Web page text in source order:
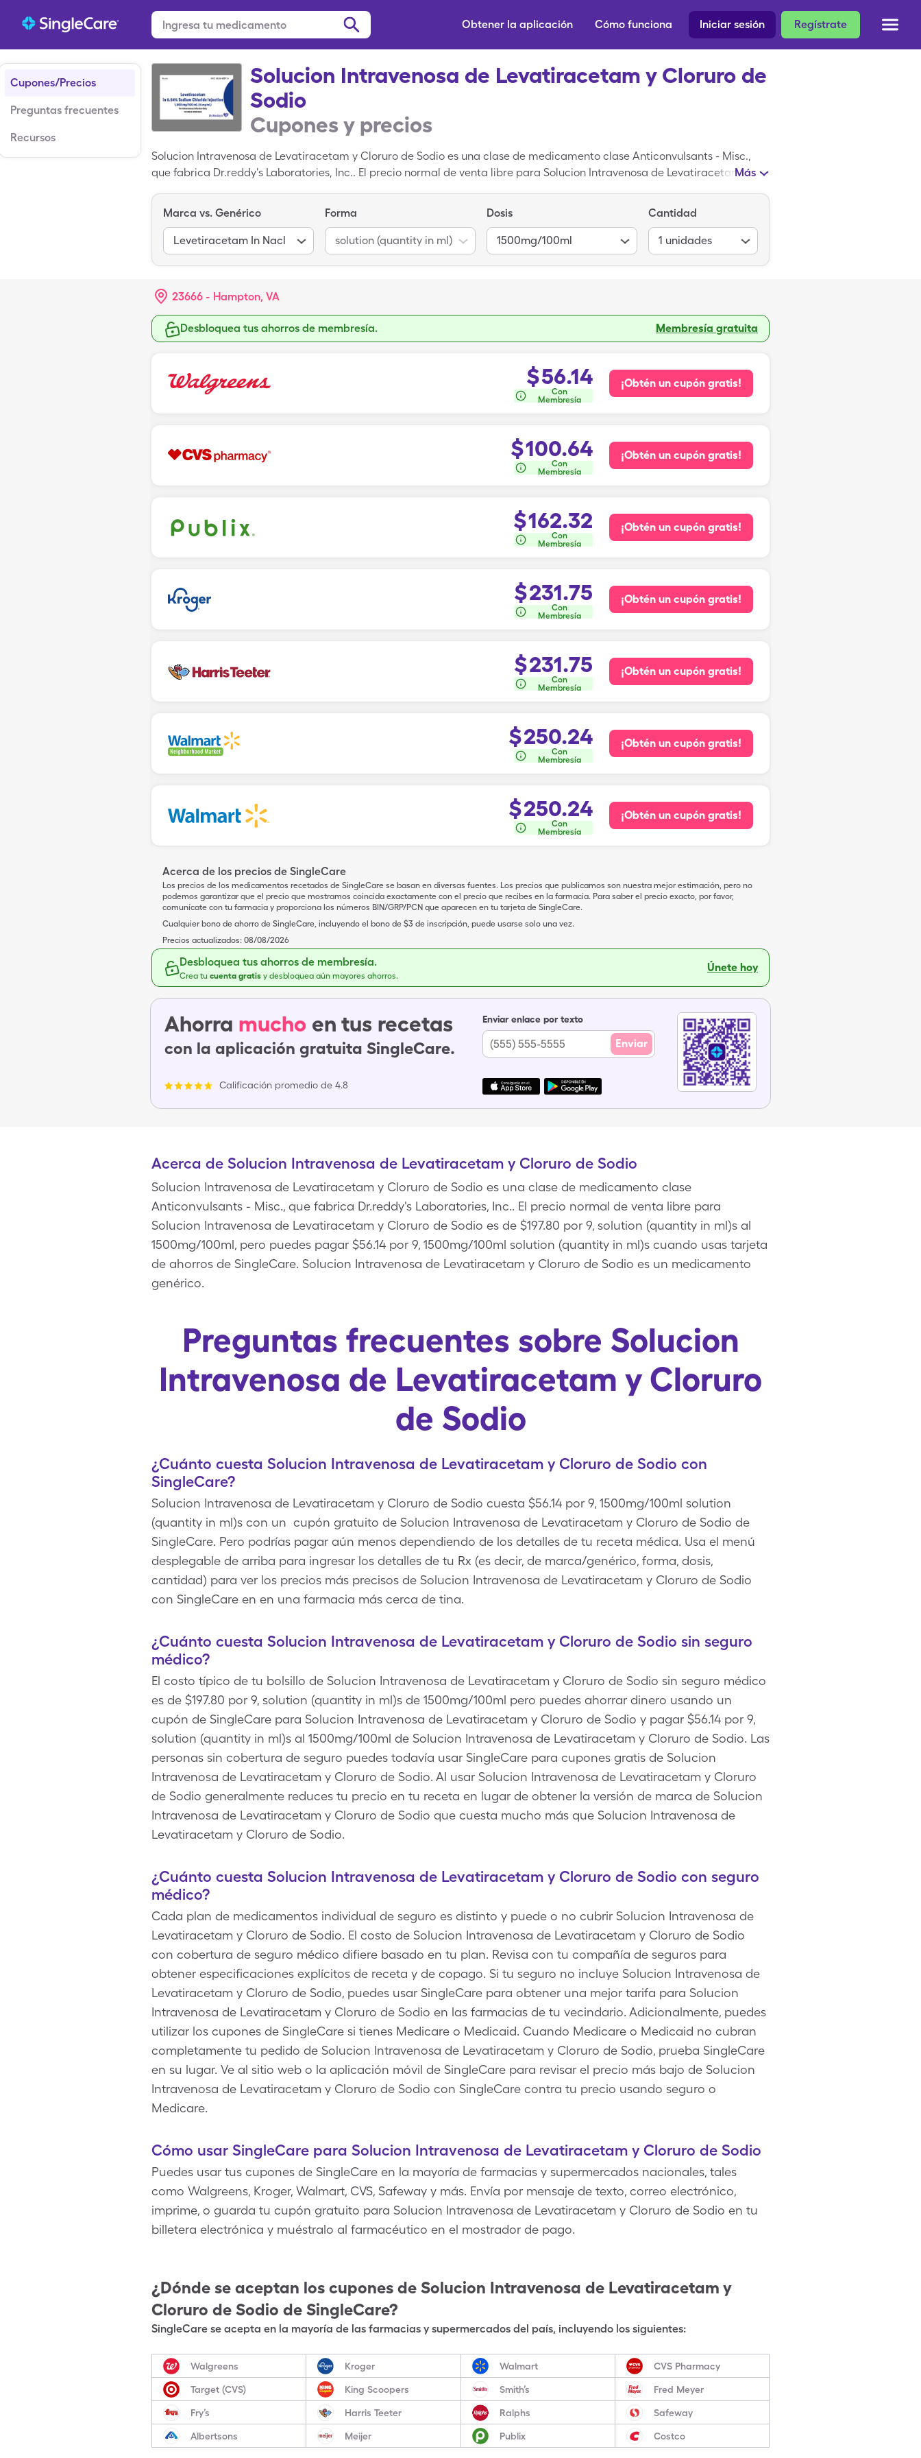
Regístrate
Iniciar sesión
Cómo funciona
Obtener la aplicación
Cupones/Precios
Preguntas frecuentes
Recursos
Solucion Intravenosa de Levatiracetam y Cloruro de
Sodio
Cupones y precios
Solucion Intravenosa de Levatiracetam y Cloruro de Sodio es una clase de medicamento clase Anticonvulsants - Misc.,
que fabrica Dr.reddy's Laboratories, Inc.. El precio normal de venta libre para Solucion Intravenosa de Levatiracetam y
1500mg/100ml solution (quantity in ml)s cuando usas tarjeta de ahorros de SingleCare. Solucion Intravenosa de
Más
Marca vs. Genérico
Levetiracetam In Nacl
Forma
solution (quantity in ml)
Dosis
1500mg/100ml
Cantidad
1 unidades
23666 - Hampton, VA
Desbloquea tus ahorros de membresía. Membresía gratuita
$56.14
Con
Membresía
¡Obtén un cupón gratis!
$100.64
Con
Membresía
¡Obtén un cupón gratis!
$162.32
Con
Membresía
¡Obtén un cupón gratis!
$231.75
Con
Membresía
¡Obtén un cupón gratis!
$231.75
Con
Membresía
¡Obtén un cupón gratis!
$250.24
Con
Membresía
¡Obtén un cupón gratis!
$250.24
Con
Membresía
¡Obtén un cupón gratis!
Acerca de los precios de SingleCare
Los precios de los medicamentos recetados de SingleCare se basan en diversas fuentes. Los precios que publicamos son nuestra mejor estimación, pero no
podemos garantizar que el precio que mostramos coincida exactamente con el precio que recibes en la farmacia. Para saber el precio exacto, por favor,
comunícate con tu farmacia y proporciona los números BIN/GRP/PCN que aparecen en tu tarjeta de SingleCare.
Cualquier bono de ahorro de SingleCare, incluyendo el bono de $3 de inscripción, puede usarse solo una vez.
Precios actualizados: 08/08/2026
Desbloquea tus ahorros de membresía.
Crea tu cuenta gratis y desbloquea aún mayores ahorros.
Únete hoy
Ahorra mucho en tus recetas
con la aplicación gratuita SingleCare.
Calificación promedio de 4.8
Enviar enlace por texto
Enviar
Acerca de Solucion Intravenosa de Levatiracetam y Cloruro de Sodio
Solucion Intravenosa de Levatiracetam y Cloruro de Sodio es una clase de medicamento clase
Anticonvulsants - Misc., que fabrica Dr.reddy's Laboratories, Inc.. El precio normal de venta libre para
Solucion Intravenosa de Levatiracetam y Cloruro de Sodio es de $197.80 por 9, solution (quantity in ml)s al
1500mg/100ml, pero puedes pagar $56.14 por 9, 1500mg/100ml solution (quantity in ml)s cuando usas tarjeta
de ahorros de SingleCare. Solucion Intravenosa de Levatiracetam y Cloruro de Sodio es un medicamento
genérico.
Preguntas frecuentes sobre Solucion
Intravenosa de Levatiracetam y Cloruro
de Sodio
¿Cuánto cuesta Solucion Intravenosa de Levatiracetam y Cloruro de Sodio con
SingleCare?
Solucion Intravenosa de Levatiracetam y Cloruro de Sodio cuesta $56.14 por 9, 1500mg/100ml solution
(quantity in ml)s con un cupón gratuito de Solucion Intravenosa de Levatiracetam y Cloruro de Sodio de
SingleCare. Pero podrías pagar aún menos dependiendo de los detalles de tu receta médica. Usa el menú
desplegable de arriba para ingresar los detalles de tu Rx (es decir, de marca/genérico, forma, dosis,
cantidad) para ver los precios más precisos de Solucion Intravenosa de Levatiracetam y Cloruro de Sodio
con SingleCare en en una farmacia más cerca de tina.
¿Cuánto cuesta Solucion Intravenosa de Levatiracetam y Cloruro de Sodio sin seguro
médico?
El costo típico de tu bolsillo de Solucion Intravenosa de Levatiracetam y Cloruro de Sodio sin seguro médico
es de $197.80 por 9, solution (quantity in ml)s de 1500mg/100ml pero puedes ahorrar dinero usando un
cupón de SingleCare para Solucion Intravenosa de Levatiracetam y Cloruro de Sodio y pagar $56.14 por 9,
solution (quantity in ml)s al 1500mg/100ml de Solucion Intravenosa de Levatiracetam y Cloruro de Sodio. Las
personas sin cobertura de seguro puedes todavía usar SingleCare para cupones gratis de Solucion
Intravenosa de Levatiracetam y Cloruro de Sodio. Al usar Solucion Intravenosa de Levatiracetam y Cloruro
de Sodio generalmente reduces tu precio en tu receta en lugar de obtener la versión de marca de Solucion
Intravenosa de Levatiracetam y Cloruro de Sodio que cuesta mucho más que Solucion Intravenosa de
Levatiracetam y Cloruro de Sodio.
¿Cuánto cuesta Solucion Intravenosa de Levatiracetam y Cloruro de Sodio con seguro
médico?
Cada plan de medicamentos individual de seguro es distinto y puede o no cubrir Solucion Intravenosa de
Levatiracetam y Cloruro de Sodio. El costo de Solucion Intravenosa de Levatiracetam y Cloruro de Sodio
con cobertura de seguro médico difiere basado en tu plan. Revisa con tu compañía de seguros para
obtener especificaciones explícitos de receta y de copago. Si tu seguro no incluye Solucion Intravenosa de
Levatiracetam y Cloruro de Sodio, puedes usar SingleCare para obtener una mejor tarifa para Solucion
Intravenosa de Levatiracetam y Cloruro de Sodio en las farmacias de tu vecindario. Adicionalmente, puedes
utilizar los cupones de SingleCare si tienes Medicare o Medicaid. Cuando Medicare o Medicaid no cubran
completamente tu pedido de Solucion Intravenosa de Levatiracetam y Cloruro de Sodio, prueba SingleCare
en su lugar. Ve al sitio web o la aplicación móvil de SingleCare para revisar el precio más bajo de Solucion
Intravenosa de Levatiracetam y Cloruro de Sodio con SingleCare contra tu precio usando seguro o
Medicare.
Cómo usar SingleCare para Solucion Intravenosa de Levatiracetam y Cloruro de Sodio
Puedes usar tus cupones de SingleCare en la mayoría de farmacias y supermercados nacionales, tales
como Walgreens, Kroger, Walmart, CVS, Safeway y más. Envía por mensaje de texto, correo electrónico,
imprime, o guarda tu cupón gratuito para Solucion Intravenosa de Levatiracetam y Cloruro de Sodio en tu
billetera electrónica y muéstralo al farmacéutico en el mostrador de pago.
¿Dónde se aceptan los cupones de Solucion Intravenosa de Levatiracetam y
Cloruro de Sodio de SingleCare?
SingleCare se acepta en la mayoría de las farmacias y supermercados del país, incluyendo los siguientes:
Walgreens Kroger Walmart CVS Pharmacy
Target (CVS) King Scoopers Smith’s Fred Meyer
Fry’s Harris Teeter Ralphs Safeway
Albertsons Meijer Publix Costco